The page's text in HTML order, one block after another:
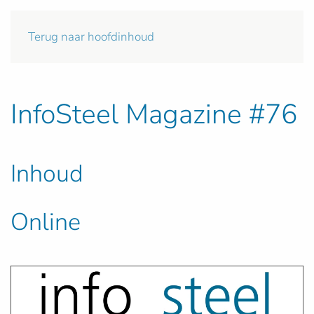
Terug naar hoofdinhoud
InfoSteel Magazine #76
Inhoud
Online